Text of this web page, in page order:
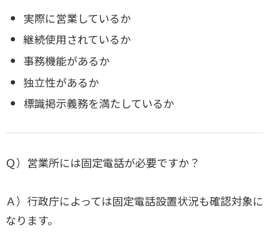
実際に営業しているか
継続使用されているか
事務機能があるか
独立性があるか
標識掲示義務を満たしているか
Ｑ）営業所には固定電話が必要ですか？
Ａ）行政庁によっては固定電話設置状況も確認対象に
なります。